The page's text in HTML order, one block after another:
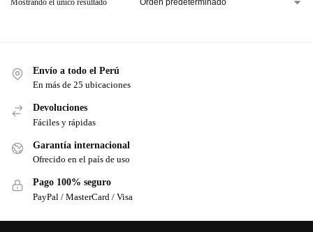
Mostrando el único resultado
Envío a todo el Perú
En más de 25 ubicaciones
Devoluciones
Fáciles y rápidas
Garantía internacional
Ofrecido en el país de uso
Pago 100% seguro
PayPal / MasterCard / Visa